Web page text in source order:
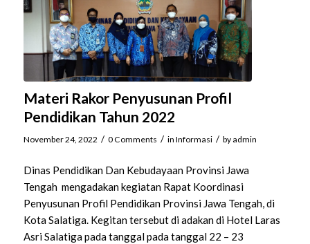
Materi Rakor Penyusunan Profil
Pendidikan Tahun 2022
November 24, 2022 / 0 Comments / in Informasi / by admin
Dinas Pendidikan Dan Kebudayaan Provinsi Jawa
Tengah mengadakan kegiatan Rapat Koordinasi
Penyusunan Profil Pendidikan Provinsi Jawa Tengah, di
Kota Salatiga. Kegitan tersebut di adakan di Hotel Laras
Asri Salatiga pada tanggal pada tanggal 22 – 23